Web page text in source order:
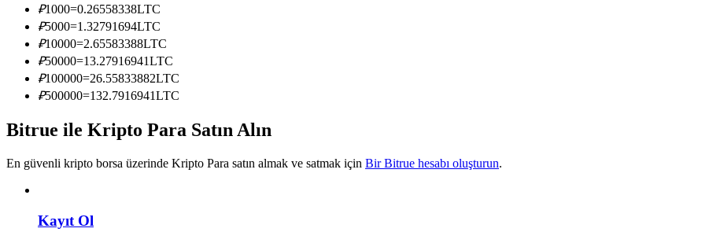
Kopya Tüccarı Olun
Kâr paylaşımı ve kopya ticaret komisyonlarının tadını çıkarın
₽1000=0.26558338LTC
₽5000=1.32791694LTC
₽10000=2.65583388LTC
₽50000=13.27916941LTC
₽100000=26.55833882LTC
₽500000=132.7916941LTC
Bitrue ile Kripto Para Satın Alın
En güvenli kripto borsa üzerinde Kripto Para satın almak ve satmak için Bir Bitrue hesabı oluşturun.
Kayıt Ol